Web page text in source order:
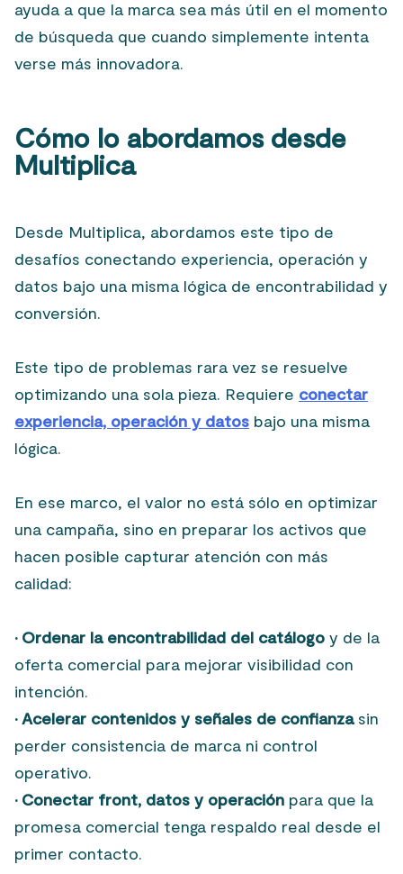
ayuda a que la marca sea más útil en el momento
de búsqueda que cuando simplemente intenta
verse más innovadora.
Cómo lo abordamos desde
Multiplica
Desde Multiplica, abordamos este tipo de
desafíos conectando experiencia, operación y
datos bajo una misma lógica de encontrabilidad y
conversión.
Este tipo de problemas rara vez se resuelve
optimizando una sola pieza. Requiere conectar
experiencia, operación y datos bajo una misma
lógica.
En ese marco, el valor no está sólo en optimizar
una campaña, sino en preparar los activos que
hacen posible capturar atención con más
calidad:
· Ordenar la encontrabilidad del catálogo y de la
oferta comercial para mejorar visibilidad con
intención.
· Acelerar contenidos y señales de confianzasin
perder consistencia de marca ni control
operativo.
· Conectar front, datos y operación para que la
promesa comercial tenga respaldo real desde el
primer contacto.